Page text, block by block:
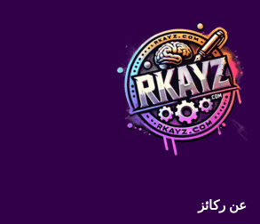
عن ركائز